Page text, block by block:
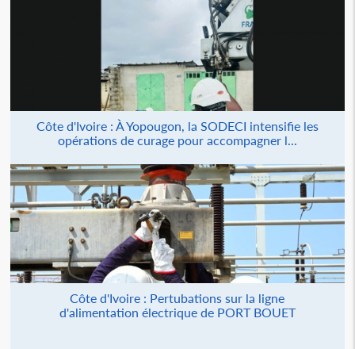
Côte d'Ivoire : À Yopougon, la SODECI intensifie les
opérations de curage pour accompagner l...
Côte d'Ivoire : Pertubations sur la ligne
d'alimentation électrique de PORT BOUET